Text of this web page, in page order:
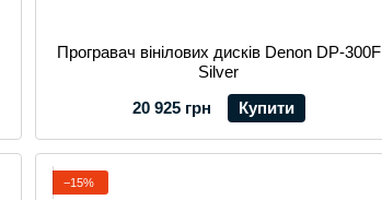
Програвач вінілових дисків Denon DP-300F
Silver
20 925 грн
Купити
−15%